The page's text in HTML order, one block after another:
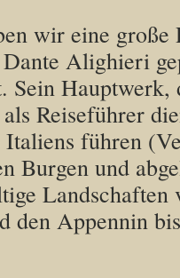
wir eine große
Alighieri
Sein
Reiseführer
Italiens führen
Burgen und
Landschaften
den Appennin